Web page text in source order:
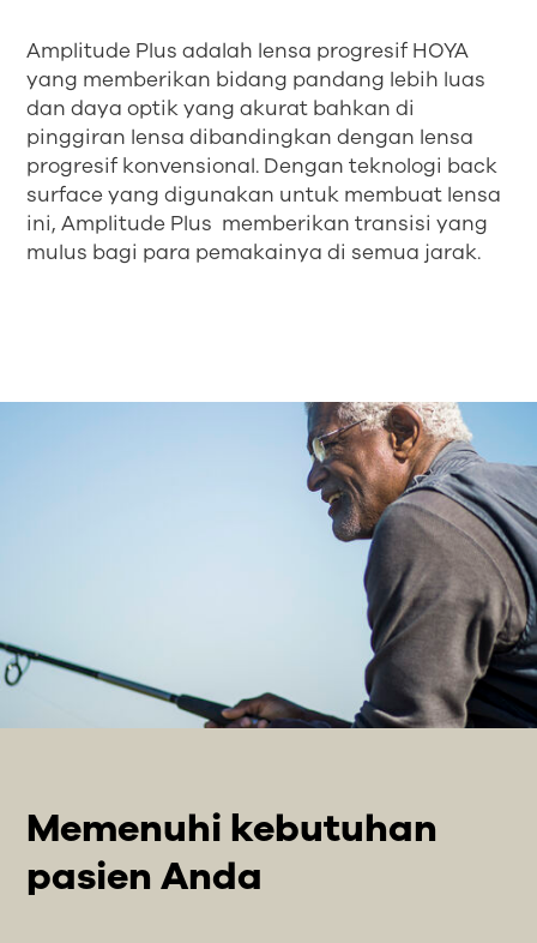
Amplitude Plus adalah lensa progresif HOYA
yang memberikan bidang pandang lebih luas
dan daya optik yang akurat bahkan di
pinggiran lensa dibandingkan dengan lensa
progresif konvensional. Dengan teknologi back
surface yang digunakan untuk membuat lensa
ini, Amplitude Plus memberikan transisi yang
mulus bagi para pemakainya di semua jarak.
Memenuhi kebutuhan
pasien Anda